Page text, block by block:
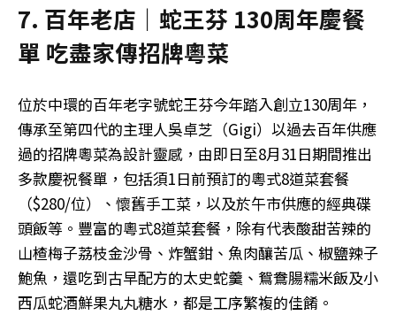
7. 百年老店｜蛇王芬 130周年慶餐
單 吃盡家傳招牌粵菜
位於中環的百年老字號蛇王芬今年踏入創立130周年，
傳承至第四代的主理人吳卓芝（Gigi）以過去百年供應
過的招牌粵菜為設計靈感，由即日至8月31日期間推出
多款慶祝餐單，包括須1日前預訂的粵式8道菜套餐
（$280/位）、懷舊手工菜，以及於午市供應的經典碟
頭飯等。豐富的粵式8道菜套餐，除有代表酸甜苦辣的
山楂梅子荔枝金沙骨、炸蟹鉗、魚肉釀苦瓜、椒鹽辣子
鮑魚，還吃到古早配方的太史蛇羹、鴛鴦腸糯米飯及小
西瓜蛇酒鮮果丸丸糖水，都是工序繁複的佳餚。